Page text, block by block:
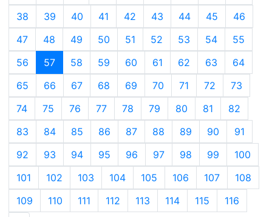
38
39 40 41 42 43 44 45
46
47
48 49 50 51 52 53 54
55
56
57 58 59 60 61 62 63
64
65
66 67 68 69 70 71 72
73
74
75 76 77 78 79 80 81
82
83
84 85 86 87 88 89 90
91
92
93 94 95 96 97 98 99
100
101
102 103 104 105 106 107
108
109
110 111 112 113 114 115
116